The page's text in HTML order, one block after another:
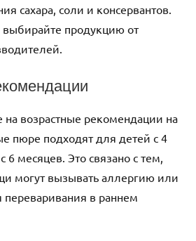
сахара, соли и консервантов.
выбирайте продукцию от
возрастные рекомендации на
пюре подходят для детей с 4
месяцев. Это связано с тем,
могут вызывать аллергию или
в раннем